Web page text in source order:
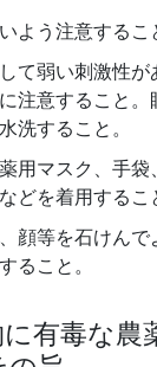
よう注意するこ
て弱い刺激性が
注意すること
洗すること。
用マスク、手袋
どを着用するこ
顔等を石けんで
ること。
有毒な農